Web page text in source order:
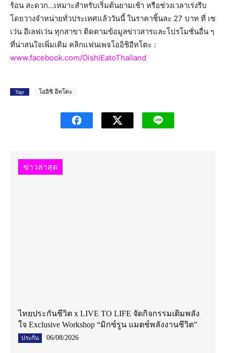
ร้อน สะดวก…เหมาะสำหรับเริ่มต้นยามเช้า หรือช่วงเวลาเร่งรีบ
โดยวางจำหน่ายทั่วประเทศแล้ววันนี้ ในราคาชิ้นละ 27 บาท ที่ เซ
เว่น อีเลฟเว่น ทุกสาขา ติดตามข้อมูลข่าวสารและโปรโมชั่นอื่น ๆ
ที่น่าสนใจเพิ่มเติม คลิกแฟนเพจโออิชิอีทโตะ :
www.facebook.com/OishiEatoThailand
Tags โออิชิ อีทโตะ
ข่าวล่าสุด
ไทยประกันชีวิต x LIVE TO LIFE จัดกิจกรรมเติมพลัง
ใจ Exclusive Workshop “มิกซ์รูน แมตช์พลังงานชีวิต”
ประกัน 06/08/2026